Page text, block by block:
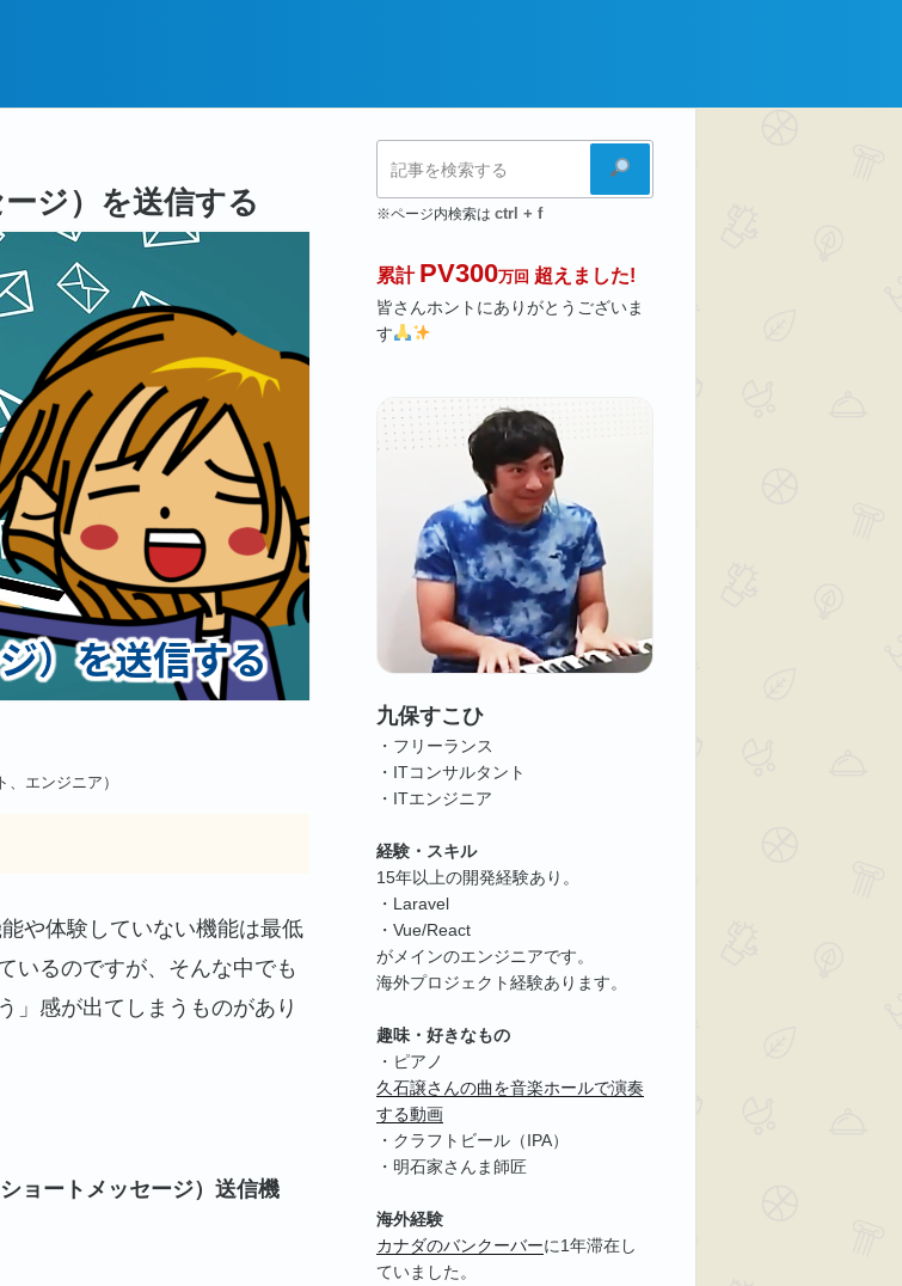
ジ）を送信する
、エンジニア）
や体験していない機能は最低
いるのですが、そんな中でも
」感が出てしまうものがあり
ショートメッセージ）送信機
検
索
※ページ内検索は ctrl + f
累計 PV300万回 超えました!
皆さんホントにありがとうございま
す
九保すこひ
・フリーランス
・ITコンサルタント
・ITエンジニア
経験・スキル
15年以上の開発経験あり。
・Laravel
・Vue/React
がメインのエンジニアです。
海外プロジェクト経験あります。
趣味・好きなもの
・ピアノ
久石譲さんの曲を音楽ホールで演奏
する動画
・クラフトビール（IPA）
・明石家さんま師匠
海外経験
カナダのバンクーバーに1年滞在し
ていました。